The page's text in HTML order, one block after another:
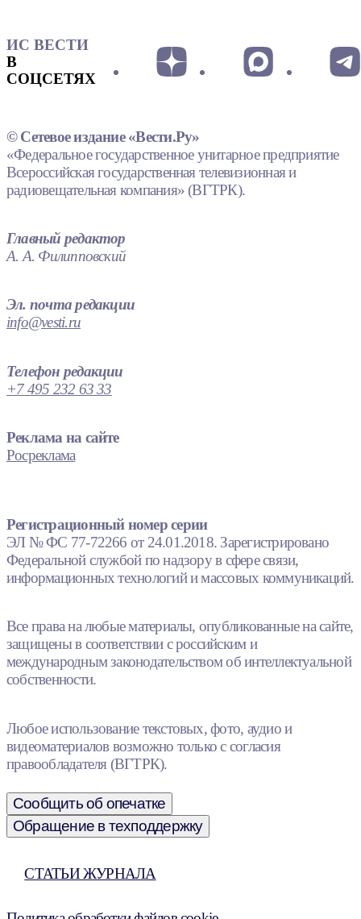
ИС ВЕСТИ
В
СОЦСЕТЯХ
© Сетевое издание «Вести.Ру»
«Федеральное государственное унитарное предприятие
Всероссийская государственная телевизионная и
радиовещательная компания» (ВГТРК).
Главный редактор
А. А. Филипповский
Эл. почта редакции
info@vesti.ru
Телефон редакции
+7 495 232 63 33
Реклама на сайте
Росреклама
Регистрационный номер серии
ЭЛ № ФС 77-72266 от 24.01.2018. Зарегистрировано
Федеральной службой по надзору в сфере связи,
информационных технологий и массовых коммуникаций.
Все права на любые материалы, опубликованные на сайте,
защищены в соответствии с российским и
международным законодательством об интеллектуальной
собственности.
Любое использование текстовых, фото, аудио и
видеоматериалов возможно только с согласия
правообладателя (ВГТРК).
Сообщить об опечатке
Обращение в техподдержку
СТАТЬИ ЖУРНАЛА